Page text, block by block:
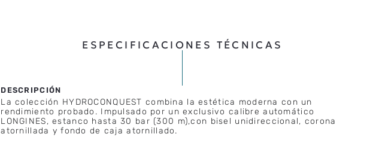
ESPECIFICACIONES TÉCNICAS
La colección HYDROCONQUEST combina la estética moderna con un
rendimiento probado. Impulsado por un exclusivo calibre automático
LONGINES, estanco hasta 30 bar (300 m),con bisel unidireccional, corona
atornillada y fondo de caja atornillado.